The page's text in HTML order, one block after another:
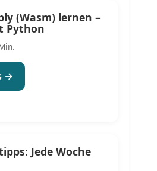
(Wasm) lernen –
Python
→
Jede Woche